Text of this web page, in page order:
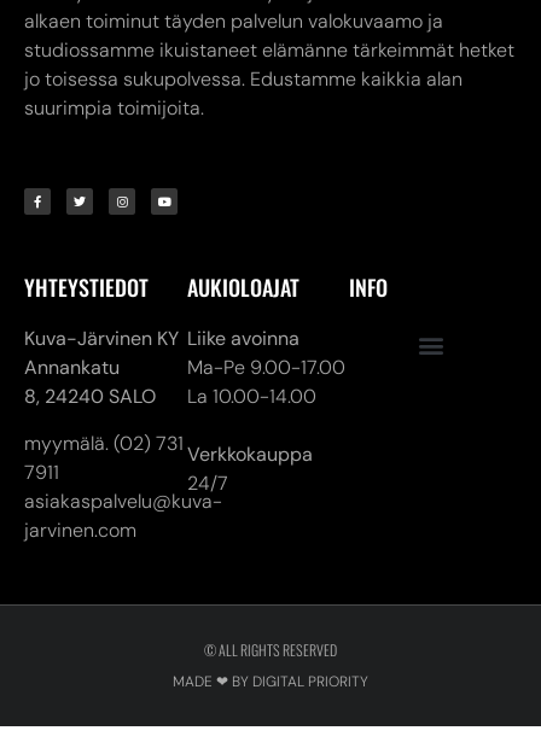
alkaen toiminut täyden palvelun valokuvaamo ja
studiossamme ikuistaneet elämänne tärkeimmät hetket
jo toisessa sukupolvessa. Edustamme kaikkia alan
suurimpia toimijoita.
YHTEYSTIEDOT
Kuva-Järvinen KY
Annankatu
8, 24240 SALO
myymälä. (02) 731
7911
asiakaspalvelu@kuva-
jarvinen.com
AUKIOLOAJAT
Liike avoinna
Ma-Pe 9.00-17.00
La 10.00-14.00
Verkkokauppa
24/7
INFO
© ALL RIGHTS RESERVED
MADE ❤ BY DIGITAL PRIORITY